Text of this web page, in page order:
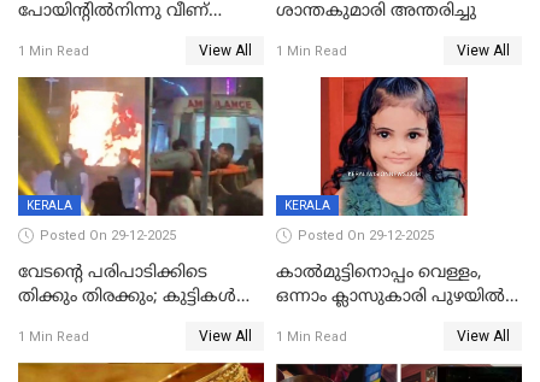
പോയിന്റിൽനിന്നു വീണ്
1 Min Read View All
ശാന്തകുമാരി അന്തരിച്ചു
1 Min Read View All
KERALA
Posted On 29-12-2025
വേടന്റെ പരിപാടിക്കിടെ
തിക്കും തിരക്കും; കുട്ടികള്‍
പരിക്ക്; പാളം മറികടന്ന
യുവാവ് ട്രെയിന്‍ തട്ടി മരിച്ചു
1 Min Read View All
KERALA
Posted On 29-12-2025
കാൽമുട്ടിനൊപ്പം വെള്ളം,
ഒന്നാം ക്ലാസുകാരി പുഴയിൽ
കുട്ടികൾക്കൊപ്പം
കളിക്കുന്നതിനിടെ
1 Min Read View All